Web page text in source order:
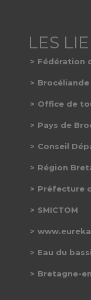
Fédération
Office de
Pays de
Conseil
Région
Préfecture
SMICTOM
Eau du
Bretagne-